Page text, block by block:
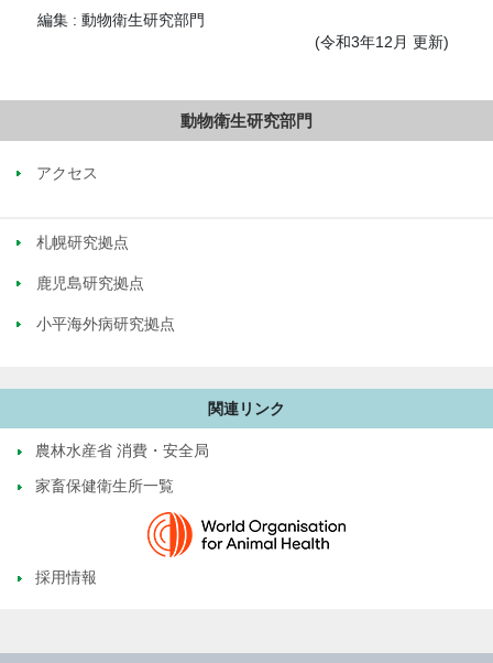
編集 : 動物衛生研究部門
(令和3年12月 更新)
動物衛生研究部門
アクセス
札幌研究拠点
鹿児島研究拠点
小平海外病研究拠点
関連リンク
農林水産省 消費・安全局
家畜保健衛生所一覧
採用情報